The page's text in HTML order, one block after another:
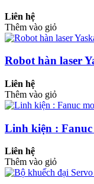
Liên hệ
Thêm vào giỏ
Robot hàn laser
Liên hệ
Thêm vào giỏ
Linh kiện : Fanuc
Liên hệ
Thêm vào giỏ